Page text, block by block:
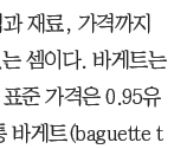
재료, 가격까지
셈이다. 바게트는
준 가격은 0.95유
바게트(baguette t